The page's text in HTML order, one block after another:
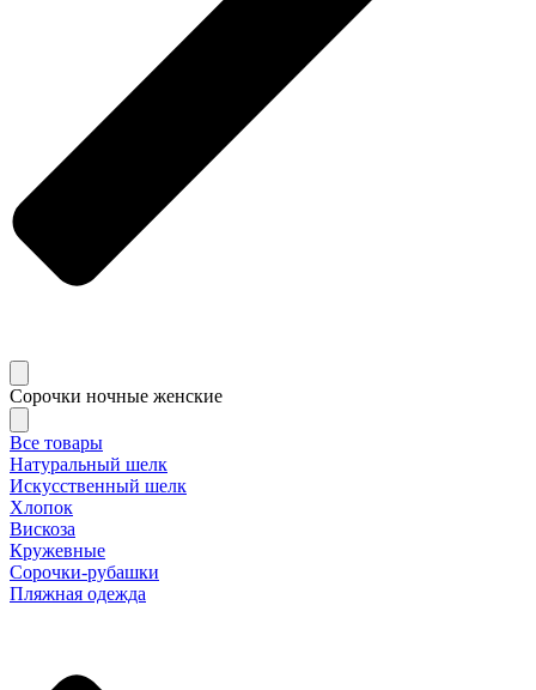
Сорочки ночные женские
Все товары
Натуральный шелк
Искусственный шелк
Хлопок
Вискоза
Кружевные
Сорочки-рубашки
Пляжная одежда